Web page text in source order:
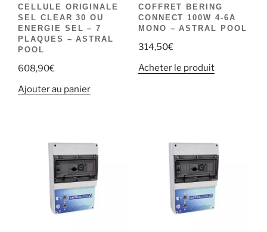
CELLULE ORIGINALE
SEL CLEAR 30 OU
ENERGIE SEL – 7
PLAQUES – ASTRAL
POOL
608,90€
Ajouter au panier
COFFRET BERING
CONNECT 100W 4-6A
MONO – ASTRAL POOL
314,50€
Acheter le produit